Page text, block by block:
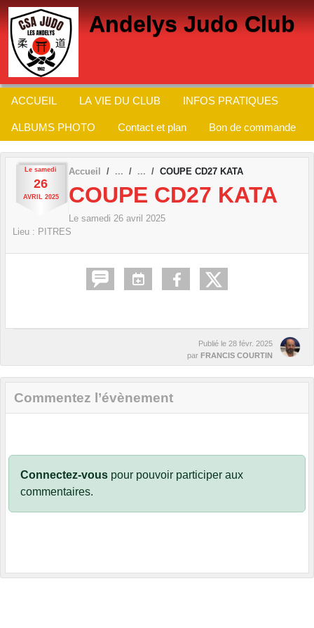
Andelys Judo Club
ACCUEIL LA VIE DU CLUB INFOS PRATIQUES
ALBUMS PHOTO Contact et plan Bon de commande
Le samedi
26
AVRIL 2025
Accueil COUPE CD27 KATA
COUPE CD27 KATA
Le samedi 26 avril 2025
Lieu : PITRES
Publié le 28 févr. 2025
par FRANCIS COURTIN
Commentez l’évènement
Connectez-vous pour pouvoir participer aux
commentaires.
Panneau de gestion des cookies